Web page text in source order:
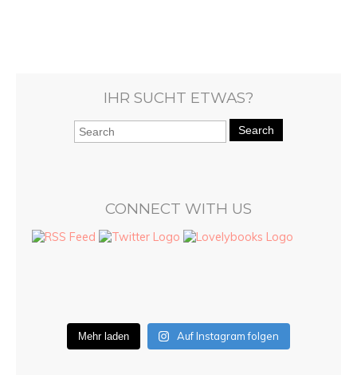
IHR SUCHT ETWAS?
Search
CONNECT WITH US
Mehr laden Auf Instagram folgen